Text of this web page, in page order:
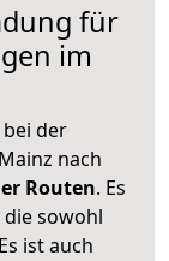
für
im
der
nach
Routen. Es
sowohl
ist auch